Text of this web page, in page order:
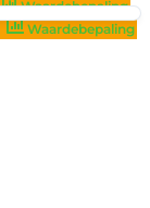
Waardebepaling
Waardebepaling